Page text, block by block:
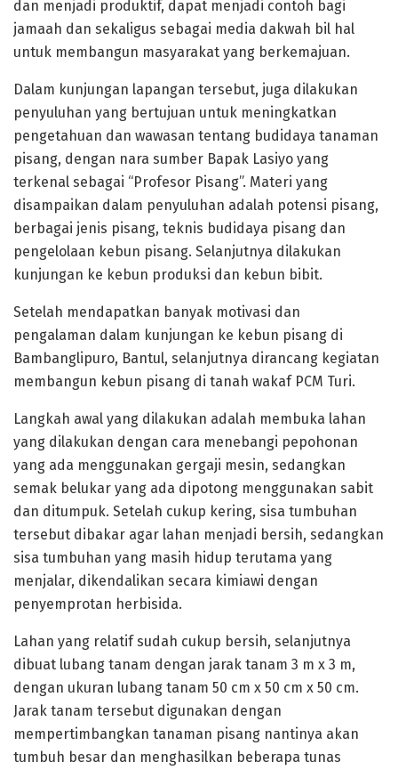
dan menjadi produktif, dapat menjadi contoh bagi
jamaah dan sekaligus sebagai media dakwah bil hal
untuk membangun masyarakat yang berkemajuan.
Dalam kunjungan lapangan tersebut, juga dilakukan
penyuluhan yang bertujuan untuk meningkatkan
pengetahuan dan wawasan tentang budidaya tanaman
pisang, dengan nara sumber Bapak Lasiyo yang
terkenal sebagai “Profesor Pisang”. Materi yang
disampaikan dalam penyuluhan adalah potensi pisang,
berbagai jenis pisang, teknis budidaya pisang dan
pengelolaan kebun pisang. Selanjutnya dilakukan
kunjungan ke kebun produksi dan kebun bibit.
Setelah mendapatkan banyak motivasi dan
pengalaman dalam kunjungan ke kebun pisang di
Bambanglipuro, Bantul, selanjutnya dirancang kegiatan
membangun kebun pisang di tanah wakaf PCM Turi.
Langkah awal yang dilakukan adalah membuka lahan
yang dilakukan dengan cara menebangi pepohonan
yang ada menggunakan gergaji mesin, sedangkan
semak belukar yang ada dipotong menggunakan sabit
dan ditumpuk. Setelah cukup kering, sisa tumbuhan
tersebut dibakar agar lahan menjadi bersih, sedangkan
sisa tumbuhan yang masih hidup terutama yang
menjalar, dikendalikan secara kimiawi dengan
penyemprotan herbisida.
Lahan yang relatif sudah cukup bersih, selanjutnya
dibuat lubang tanam dengan jarak tanam 3 m x 3 m,
dengan ukuran lubang tanam 50 cm x 50 cm x 50 cm.
Jarak tanam tersebut digunakan dengan
mempertimbangkan tanaman pisang nantinya akan
tumbuh besar dan menghasilkan beberapa tunas